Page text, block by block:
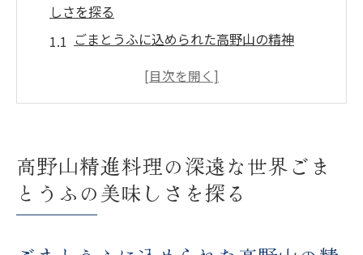
しさを探る
ごまとうふに込められた高野山の精神
高野山精進料理とごまとうふの起源を知る
法
高野山精進料理の世界でのごまとうふの位
高野山精進料理の深遠な世界ごま
とうふの美味しさを探る